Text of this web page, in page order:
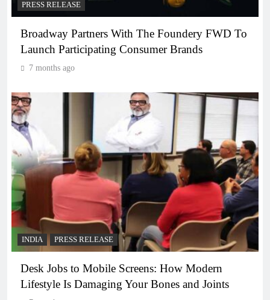
PRESS RELEASE
Broadway Partners With The Foundery FWD To
Launch Participating Consumer Brands
7 months ago
INDIA PRESS RELEASE
Desk Jobs to Mobile Screens: How Modern
Lifestyle Is Damaging Your Bones and Joints